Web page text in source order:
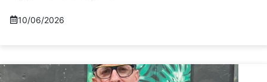
10/06/2026